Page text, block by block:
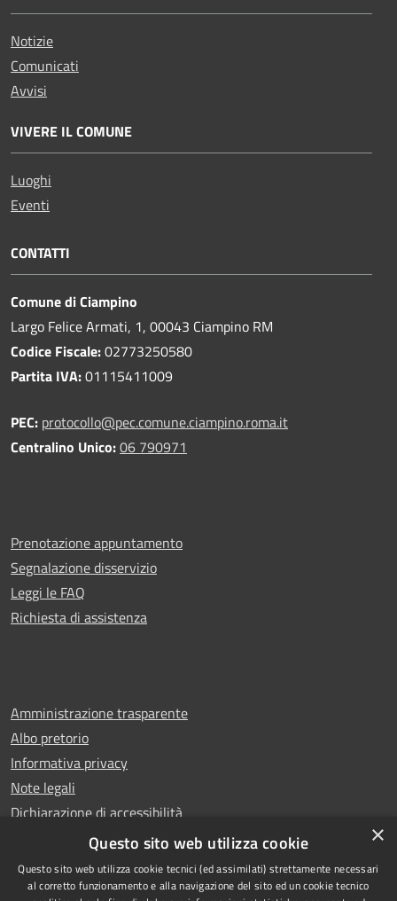
Notizie
Comunicati
Avvisi
VIVERE IL COMUNE
Luoghi
Eventi
CONTATTI
Comune di Ciampino
Largo Felice Armati, 1, 00043 Ciampino RM
Codice Fiscale:02773250580
Partita IVA:01115411009
PEC: protocollo@pec.comune.ciampino.roma.it
Centralino Unico:06 790971
Prenotazione appuntamento
Segnalazione disservizio
Leggi le FAQ
Richiesta di assistenza
Amministrazione trasparente
Albo pretorio
Informativa privacy
Note legali
Dichiarazione di accessibilità
Whistleblowing
×
Questo sito web utilizza cookie
Questo sito web utilizza cookie tecnici (ed assimilati) strettamente necessari
al corretto funzionamento e alla navigazione del sito ed un cookie tecnico